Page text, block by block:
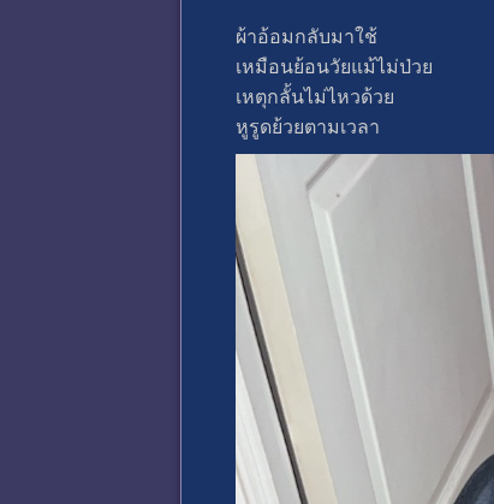
ผ้าอ้อมกลับมาใช้
เหมือนย้อนวัยแม้ไม่ป่วย
เหตุกลั้นไม่ไหวด้วย
หูรูดย้วยตามเวลา